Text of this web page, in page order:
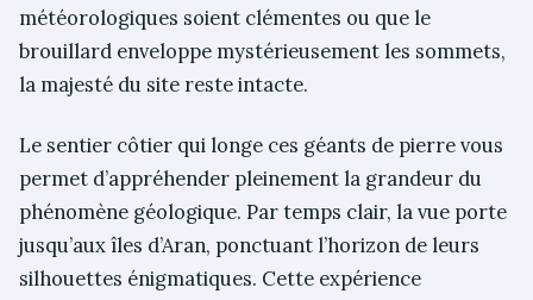
météorologiques soient clémentes ou que le
brouillard enveloppe mystérieusement les sommets,
la majesté du site reste intacte.
Le sentier côtier qui longe ces géants de pierre vous
permet d’appréhender pleinement la grandeur du
phénomène géologique. Par temps clair, la vue porte
jusqu’aux îles d’Aran, ponctuant l’horizon de leurs
silhouettes énigmatiques. Cette expérience